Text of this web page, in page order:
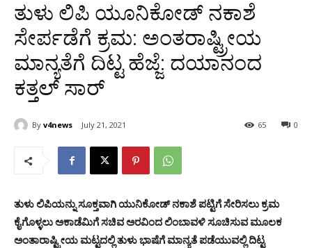
ತುಳು ಲಿಪಿ ಯೂನಿಕೋಡ್ ನಕಾಶೆ
ಸೇರ್ಪಡೆಗೆ ಕ್ರಮ: ಅಂತರಾಷ್ಟ್ರೀಯ
ಮಾನ್ಯತೆಗೆ ದಿಟ್ಟ ಹೆಜ್ಜೆ: ದಯಾನಂದ
ಕತ್ತಲ್‌ ಸಾರ್‌
By v4news July 21, 2021 0
65
ತುಳು ಲಿಪಿಯನ್ನು ಸೂಕ್ತವಾಗಿ ಯುನಿಕೋಡ್ ನಕಾಶೆ ಪಟ್ಟಿಗೆ ಸೇರಿಸಲು ಕ್ರಮ
ಕೈಗೊಳ್ಳಲು ಅಕಾಡೆಮಿಗೆ ಸಚಿವ ಅರವಿಂದ ಲಿಂಬಾವಳಿ ಸೂಚಿಸುವ ಮೂಲಕ
ಅಂತಾರಾಷ್ಟ್ರೀಯ ಮಟ್ಟದಲ್ಲಿ ತುಳು ಭಾಷೆಗೆ ಮಾನ್ಯತೆ ಪಡೆಯುವಲ್ಲಿ ದಿಟ್ಟ